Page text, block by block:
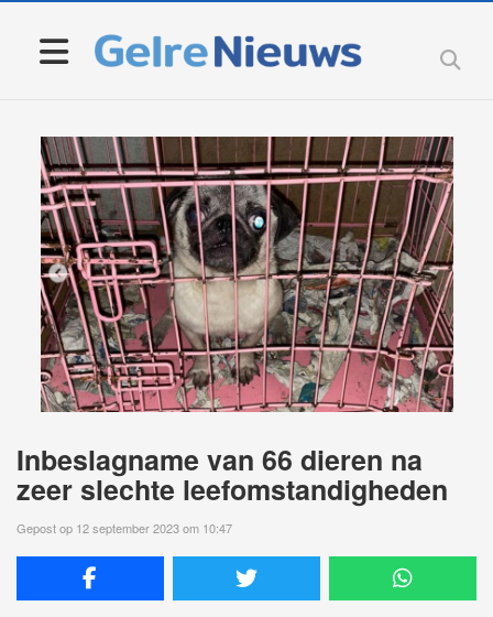
Inbeslagname van 66 dieren na
zeer slechte leefomstandigheden
Gepost op 12 september 2023 om 10:47